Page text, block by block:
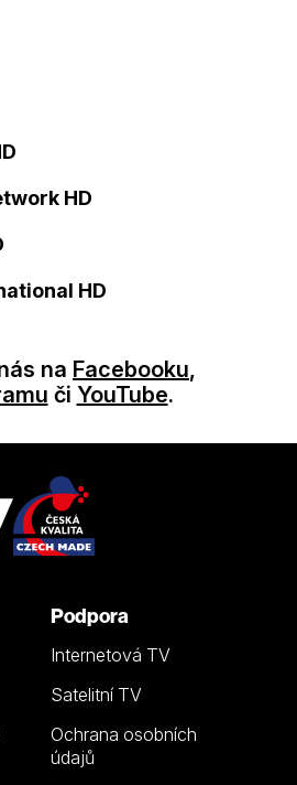
HD
HD
na Facebooku,
či YouTube.
Podpora
Internetová TV
Satelitní TV
Ochrana osobních
údajů